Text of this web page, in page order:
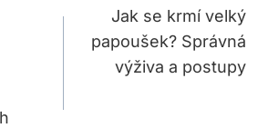
Jak se krmí velký
papoušek? Správná
výživa a postupy